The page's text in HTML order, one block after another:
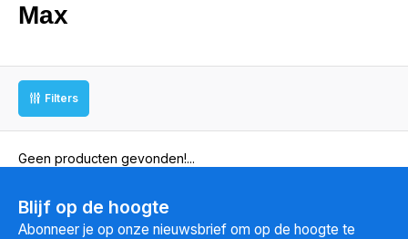
Max
Filters
Geen producten gevonden!...
Blijf op de hoogte
Abonneer je op onze nieuwsbrief om op de hoogte te